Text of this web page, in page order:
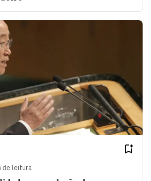
de leitura